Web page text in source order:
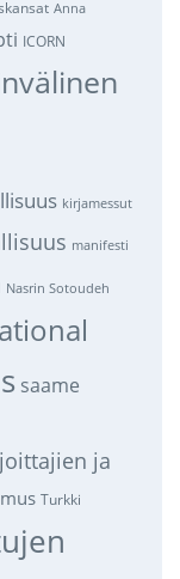
Anna
ICORN
kirjamessut
manifesti
Nasrin Sotoudeh
saame
ja
Turkki